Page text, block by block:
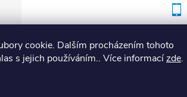
cookie. Dalším procházením tohoto
s jejich používáním.. Více informacízde.